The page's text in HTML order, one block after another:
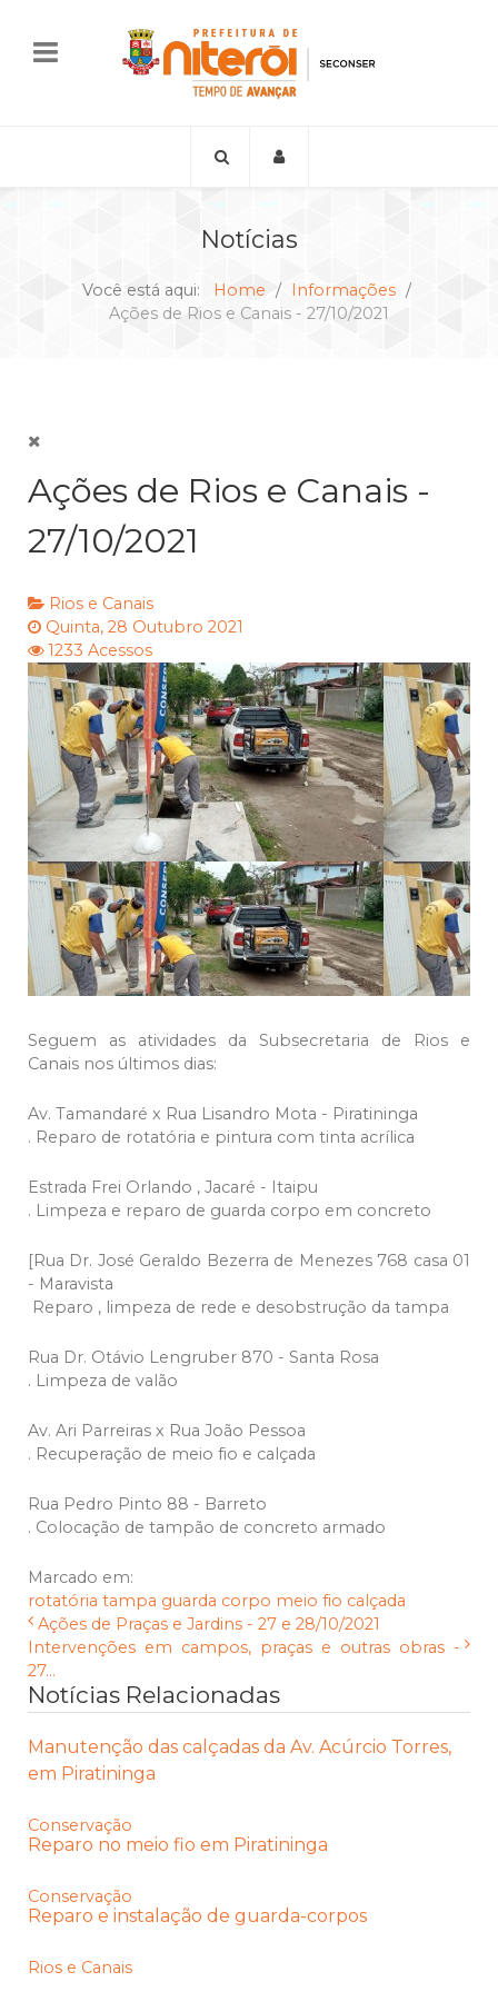
Notícias
Você está aqui: Home
Informações
Ações de Rios e Canais - 27/10/2021
Ações de Rios e Canais -
27/10/2021
Rios e Canais
Quinta, 28 Outubro 2021
1233 Acessos
Seguem as atividades da Subsecretaria de Rios e
Canais nos últimos dias:
Av. Tamandaré x Rua Lisandro Mota - Piratininga
. Reparo de rotatória e pintura com tinta acrílica
Estrada Frei Orlando , Jacaré - Itaipu
. Limpeza e reparo de guarda corpo em concreto
[Rua Dr. José Geraldo Bezerra de Menezes 768 casa 01
- Maravista
Reparo , limpeza de rede e desobstrução da tampa
Rua Dr. Otávio Lengruber 870 - Santa Rosa
. Limpeza de valão
Av. Ari Parreiras x Rua João Pessoa
. Recuperação de meio fio e calçada
Rua Pedro Pinto 88 - Barreto
. Colocação de tampão de concreto armado
Marcado em:
rotatória tampa guarda corpo meio fio calçada
Ações de Praças e Jardins - 27 e 28/10/2021
Intervenções em campos, praças e outras obras -
27...
Notícias Relacionadas
Manutenção das calçadas da Av. Acúrcio Torres,
em Piratininga
Conservação
Reparo no meio fio em Piratininga
Conservação
Reparo e instalação de guarda-corpos
Rios e Canais